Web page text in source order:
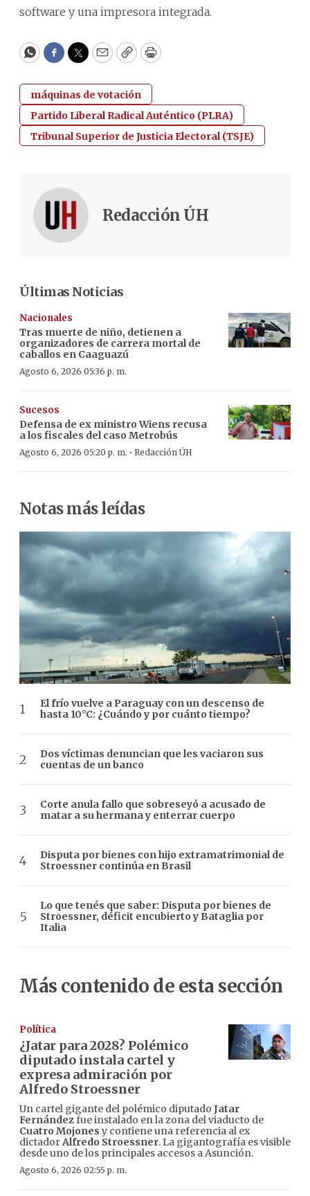
software y una impresora integrada.
WhatsApp
Facebook
Twitter
EmailCopyPrint
máquinas de votación
Partido Liberal Radical Auténtico (PLRA)
Tribunal Superior de Justicia Electoral (TSJE)
Redacción ÚH
Últimas Noticias
Nacionales
Tras muerte de niño, detienen a
organizadores de carrera mortal de
caballos en Caaguazú
Agosto 6, 2026 05:36 p. m.
Sucesos
Defensa de ex ministro Wiens recusa
a los fiscales del caso Metrobús
Agosto 6, 2026 05:20 p. m. · Redacción ÚH
Notas más leídas
El frío vuelve a Paraguay con un descenso de
hasta 10°C: ¿Cuándo y por cuánto tiempo?
Dos víctimas denuncian que les vaciaron sus
cuentas de un banco
Corte anula fallo que sobreseyó a acusado de
matar a su hermana y enterrar cuerpo
Disputa por bienes con hijo extramatrimonial de
Stroessner continúa en Brasil
Lo que tenés que saber: Disputa por bienes de
Stroessner, déficit encubierto y Bataglia por
Italia
Más contenido de esta sección
Política
¿Jatar para 2028? Polémico
diputado instala cartel y
expresa admiración por
Alfredo Stroessner
Un cartel gigante del polémico diputado Jatar
Fernándezfue instalado en la zona del viaducto de
Cuatro Mojones y contiene una referencia al ex
dictadorAlfredo Stroessner. La gigantografía es visible
desde uno de los principales accesos a Asunción.
Agosto 6, 2026 02:55 p. m.